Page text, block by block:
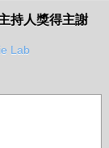
持人獎得主謝
Lab